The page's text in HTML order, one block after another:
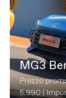
MG3
Prezzo
5.990 |